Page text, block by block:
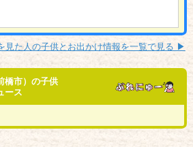
見た人の子供とお出かけ情報を一覧で見る ▶︎
橋市）の子供
ース